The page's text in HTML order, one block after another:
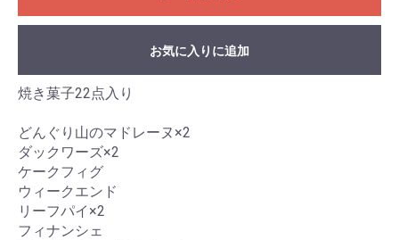
お気に入りに追加
焼き菓子22点入り
どんぐり山のマドレーヌ×2
ダックワーズ×2
ケークフィグ
ウィークエンド
リーフパイ×2
フィナンシェ